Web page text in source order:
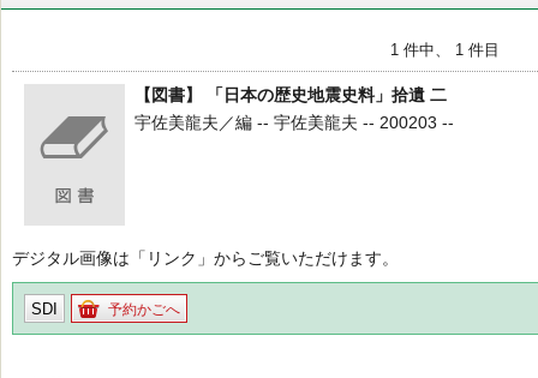
1 件中、 1 件目
【図書】 「日本の歴史地震史料」拾遺 二
宇佐美龍夫／編 -- 宇佐美龍夫 -- 200203 --
デジタル画像は「リンク」からご覧いただけます。
SDI 予約かごへ